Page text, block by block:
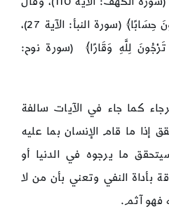
تعالى: ﴿إِنَّهُمْ كَانُوا لَا يَرْجُونَ حِسَابًا﴾ (سورة النبأ: الآية 27)،
لِلَّهِ وَقَارًا﴾ (سورة نوح:
كما جاء في الآيات سالفة
إذا ما قام الإنسان بما عليه
ما يرجوه في الدنيا أو
بأداة النفي وتعني بأن من لا
فهو آثم.